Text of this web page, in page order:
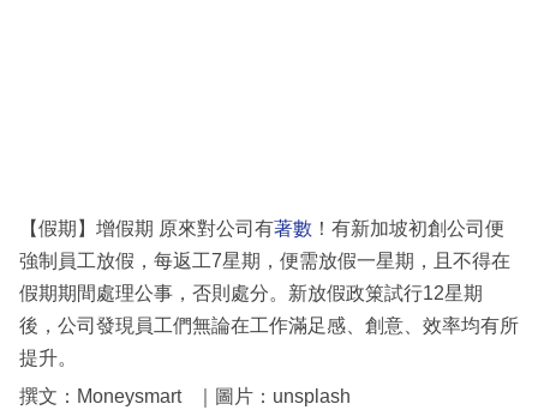
區
【假期】增假期 原來對公司有著數 ！有新加坡初創公司便
強制員工放假，每返工7星期，便需放假一星期，且不得在
假期期間處理公事，否則處分。新放假政䇿試行12星期
後，公司發現員工們無論在工作滿足感、創意、效率均有所
提升。
撰文：Moneysmart ｜圖片：unsplash